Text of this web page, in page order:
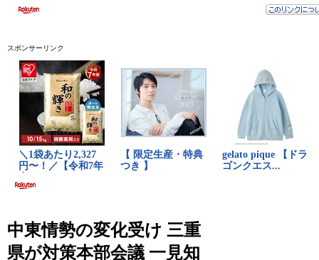
スポンサーリンク
中東情勢の変化受け 三重
県が対策本部会議 一見知